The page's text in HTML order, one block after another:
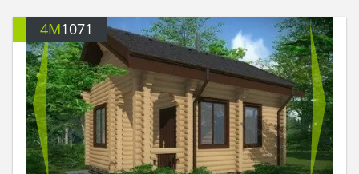
4M1071